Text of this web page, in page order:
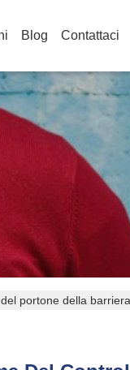
Blog Contattaci
portone della